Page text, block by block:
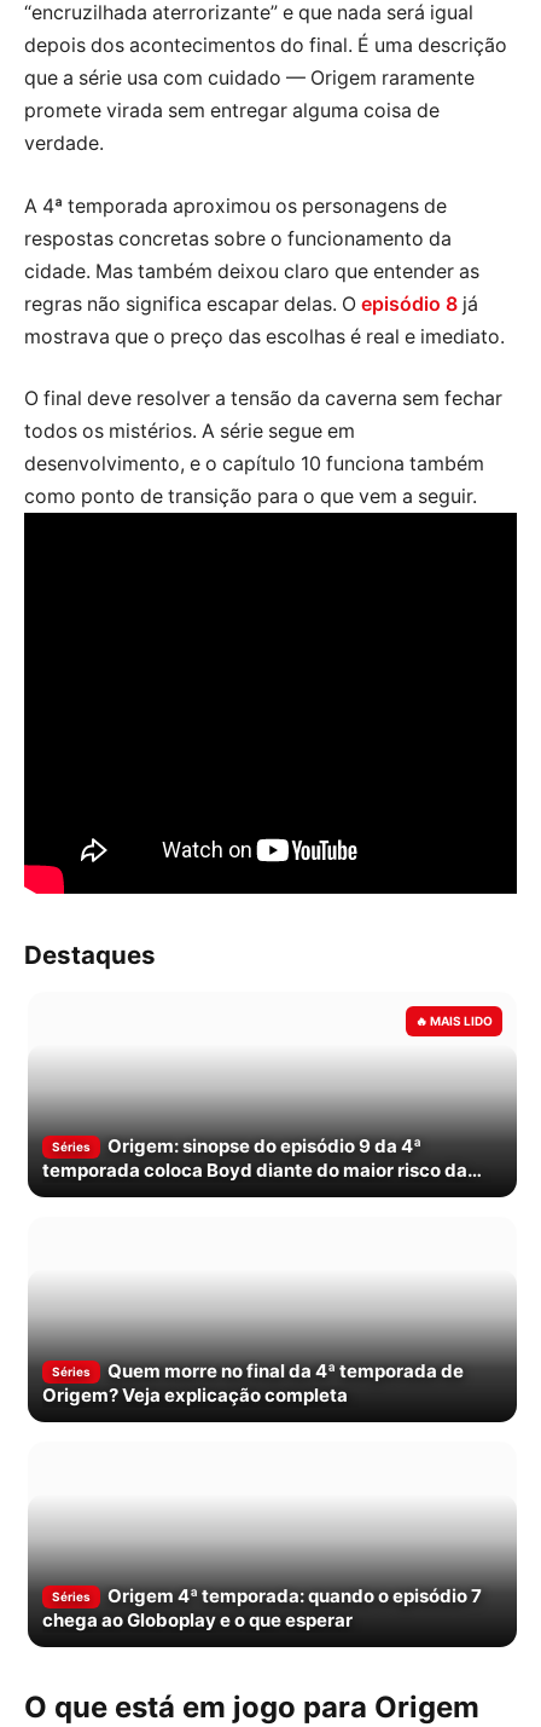
“encruzilhada aterrorizante” e que nada será igual
depois dos acontecimentos do final. É uma descrição
que a série usa com cuidado — Origem raramente
promete virada sem entregar alguma coisa de
verdade.
A 4ª temporada aproximou os personagens de
respostas concretas sobre o funcionamento da
cidade. Mas também deixou claro que entender as
regras não significa escapar delas. O episódio 8 já
mostrava que o preço das escolhas é real e imediato.
O final deve resolver a tensão da caverna sem fechar
todos os mistérios. A série segue em
desenvolvimento, e o capítulo 10 funciona também
como ponto de transição para o que vem a seguir.
Destaques
Séries
Origem: sinopse do episódio 9 da 4ª
temporada coloca Boyd diante do maior risco da
série
Séries
Quem morre no final da 4ª temporada de
Origem? Veja explicação completa
Séries
Origem 4ª temporada: quando o episódio 7
chega ao Globoplay e o que esperar
O que está em jogo para Origem